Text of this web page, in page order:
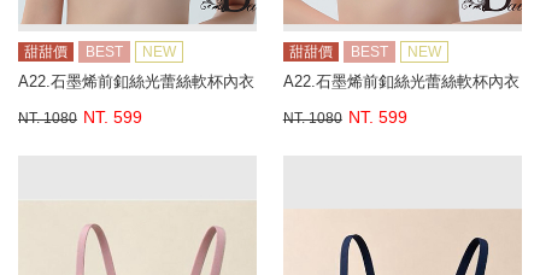
甜甜價 BEST NEW
A22.石墨烯前釦絲光蕾絲軟杯內衣
NT. 1080 NT. 599
甜甜價 BEST NEW
A22.石墨烯前釦絲光蕾絲軟杯內衣
NT. 1080 NT. 599